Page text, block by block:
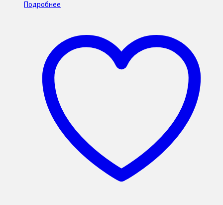
Подробнее